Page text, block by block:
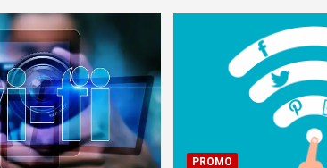
PROMO